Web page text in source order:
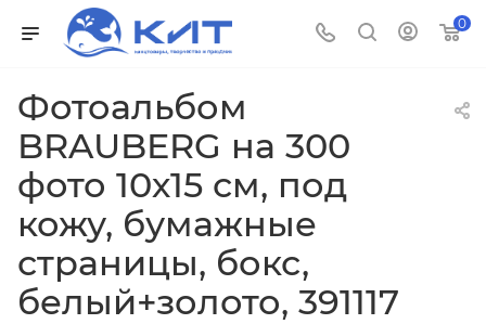
0
Фотоальбом
BRAUBERG на 300
фото 10х15 см, под
кожу, бумажные
страницы, бокс,
белый+золото, 391117